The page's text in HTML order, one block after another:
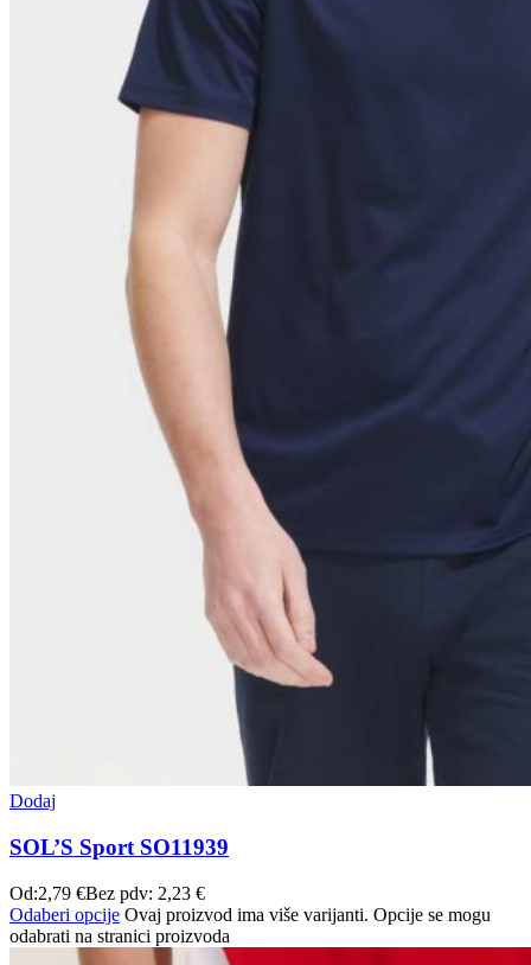
Dodaj
SOL’S Sport SO11939
Od:2,79 €Bez pdv: 2,23 €
Odaberi opcije Ovaj proizvod ima više varijanti. Opcije se mogu
odabrati na stranici proizvoda